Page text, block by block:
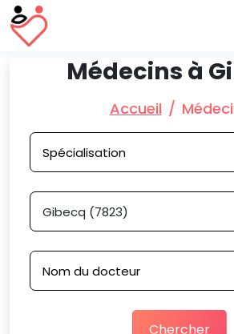
Médecins à
Accueil
Chercher